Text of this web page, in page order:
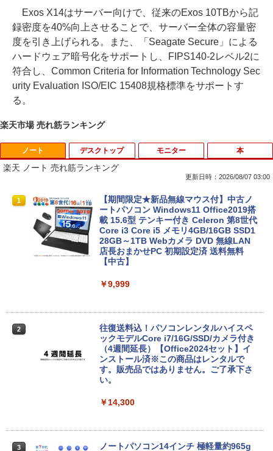
Exos X14はサーバー向けで、従来のExos 10TBから記
録密度を40%向上させることで、サーバー全体の容量密
度を引き上げられる。また、「Seagate Secure」による
ハードウェア暗号化をサポートし、FIPS140-2レベル2に
符合し、Common Criteria for Information Technology Sec
urity Evaluation ISO/EIC 15408規格標準をサポートす
る。
楽天市場 売れ筋ランキング
ノート
楽天 ノート 売れ筋ランキング
更新日時：2026/08/07 03:00
1
【期間限定★新品無線マウス付】中古ノ
ートパソコン Windows11 Office2019搭
載 15.6型 テンキー付き Celeron 第8世代
Core i3 Core i5 メモリ4GB/16GB SSD1
28GB～1TB Webカメラ DVD 無線LAN
店長おまかせPC 初期設定済 送料無料
【中古】
￥9,999
2
往復送料込！パソコンレンタルハイスペ
ックモデルCore i7/16G/SSD/カメラ付き
（4週間延長）【Office2024セット】イ
ンストール済※この商品はレンタルで
す。販売品ではありません。ご了承下さ
い。
￥14,300
3 ノートパソコン14インチ 極軽量約965g
デスクトップ モニター 本